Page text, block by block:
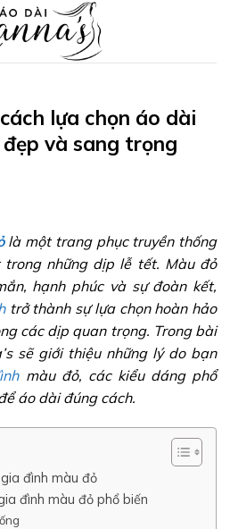
lựa chọn áo dài
và sang trọng
là một trang phục truyền thống
những dịp lễ tết. Màu đỏ
hạnh phúc và sự đoàn kết,
trở thành sự lựa chọn hoàn hảo
các dịp quan trọng. Trong bài
sẽ giới thiệu những lý do bạn
màu đỏ, các kiểu dáng phổ
áo dài đúng cách.
đình màu đỏ
đình màu đỏ phổ biến